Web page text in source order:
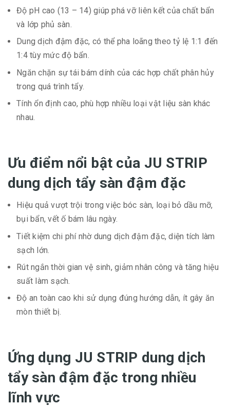
Độ pH cao (13 – 14) giúp phá vỡ liên kết của chất bẩn
và lớp phủ sàn.
Dung dịch đậm đặc, có thể pha loãng theo tỷ lệ 1:1 đến
1:4 tùy mức độ bẩn.
Ngăn chặn sự tái bám dính của các hợp chất phân hủy
trong quá trình tẩy.
Tính ổn định cao, phù hợp nhiều loại vật liệu sàn khác
nhau.
Ưu điểm nổi bật của JU STRIP
dung dịch tẩy sàn đậm đặc
Hiệu quả vượt trội trong việc bóc sàn, loại bỏ dầu mỡ,
bụi bẩn, vết ố bám lâu ngày.
Tiết kiệm chi phí nhờ dung dịch đậm đặc, diện tích làm
sạch lớn.
Rút ngắn thời gian vệ sinh, giảm nhân công và tăng hiệu
suất làm sạch.
Độ an toàn cao khi sử dụng đúng hướng dẫn, ít gây ăn
mòn thiết bị.
Ứng dụng JU STRIP dung dịch
tẩy sàn đậm đặc trong nhiều
lĩnh vực